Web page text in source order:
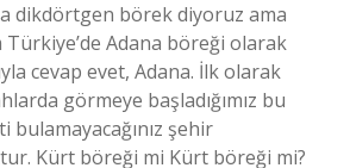
dikdörtgen börek diyoruz ama
Adana böreği olarak
cevap evet, Adana. İlk olarak
görmeye başladığımız bu
bulamayacağınız şehir
Kürt böreği mi Kürt böreği mi?